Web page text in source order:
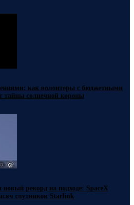
как волонтеры с бюджетными
тайны солнечной короны
новый рекорд на подходе: SpaceX
спутников Starlink